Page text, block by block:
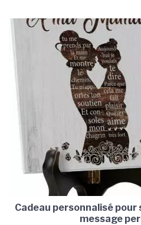
Cadeau personnalisé pour
message